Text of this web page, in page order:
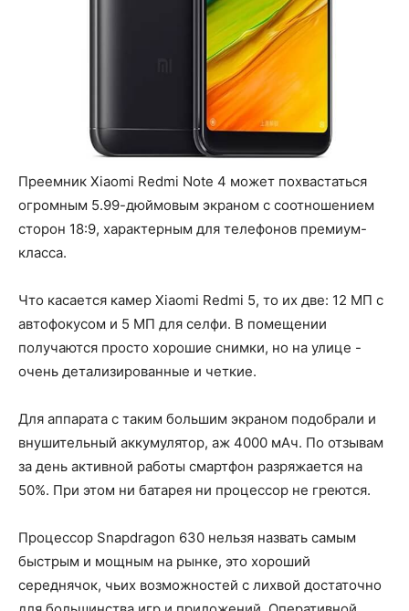
Преемник Xiaomi Redmi Note 4 может похвастаться
огромным 5.99-дюймовым экраном с соотношением
сторон 18:9, характерным для телефонов премиум-
класса.
Что касается камер Xiaomi Redmi 5, то их две: 12 МП с
автофокусом и 5 МП для селфи. В помещении
получаются просто хорошие снимки, но на улице -
очень детализированные и четкие.
Для аппарата с таким большим экраном подобрали и
внушительный аккумулятор, аж 4000 мАч. По отзывам
за день активной работы смартфон разряжается на
50%. При этом ни батарея ни процессор не греются.
Процессор Snapdragon 630 нельзя назвать самым
быстрым и мощным на рынке, это хороший
середнячок, чьих возможностей с лихвой достаточно